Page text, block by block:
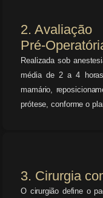
2. Avaliação
Pré-
Realizada sob
média de 2 a 4
mamário,
prótese, conforme o
3. Cirurgia
O cirurgião define o